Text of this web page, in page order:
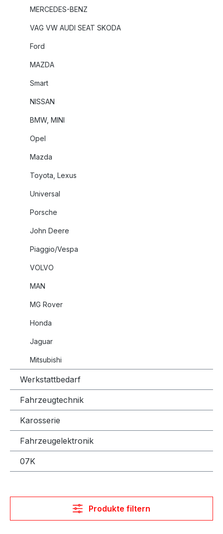
MERCEDES-BENZ
VAG VW AUDI SEAT SKODA
Ford
MAZDA
Smart
NISSAN
BMW, MINI
Opel
Mazda
Toyota, Lexus
Universal
Porsche
John Deere
Piaggio/Vespa
VOLVO
MAN
MG Rover
Honda
Jaguar
Mitsubishi
Werkstattbedarf
Fahrzeugtechnik
Karosserie
Fahrzeugelektronik
07K
Produkte filtern